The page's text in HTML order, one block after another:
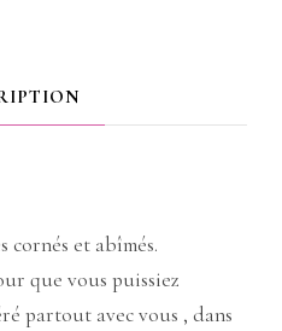
cornés et abîmés.
que vous puissiez
partout avec vous , dans